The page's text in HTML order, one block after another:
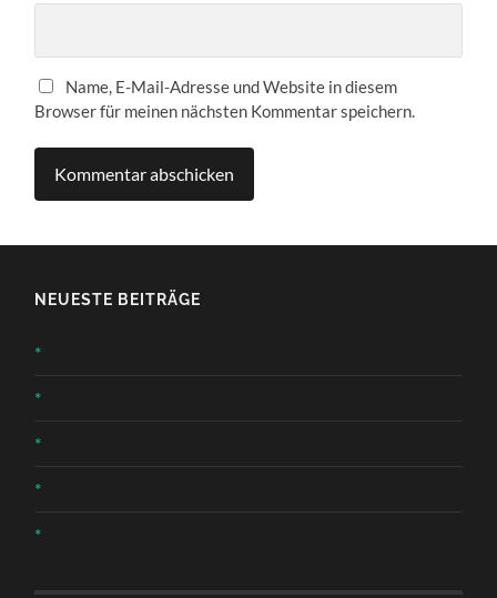
Name, E-Mail-Adresse und Website in diesem
Browser für meinen nächsten Kommentar speichern.
NEUESTE BEITRÄGE
*
*
*
*
*